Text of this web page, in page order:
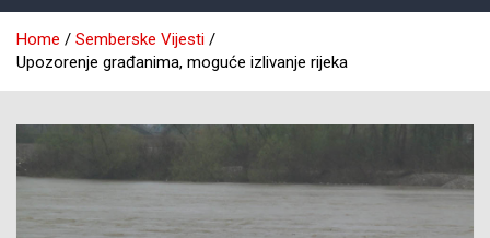
Home
Semberske Vijesti
Upozorenje građanima, moguće izlivanje rijeka